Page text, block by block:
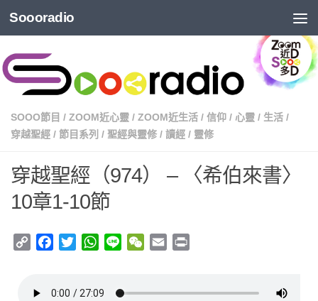
Soooradio
SOOO節目 / ZOOM近心靈 / ZOOM近生活 / 信仰 / 心靈 / 生活 /
穿越聖經 / 節目系列 / 聖經與靈修 / 讀經 / 靈修
穿越聖經（974） – 〈希伯來書〉
10章1-10節
Copy
Facebook
TwitterWhatsApp
Line WeChat
Email